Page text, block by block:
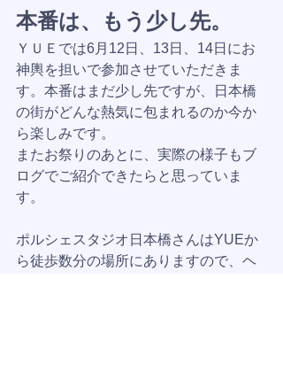
本番は、もう少し先。
ＹＵＥでは6月12日、13日、14日にお
神輿を担いで参加させていただきま
す。本番はまだ少し先ですが、日本橋
の街がどんな熱気に包まれるのか今か
ら楽しみです。
またお祭りのあとに、実際の様子もブ
ログでご紹介できたらと思っていま
す。
ポルシェスタジオ日本橋さんはYUEか
ら徒歩数分の場所にありますので、ヘ